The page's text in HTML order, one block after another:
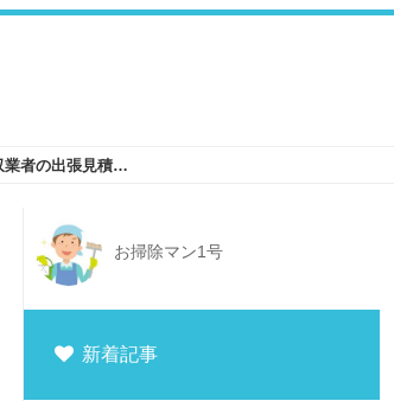
おもちゃのピアノを捨てる前に不用品回収業者の出張見積もりサービスを利用しよう
お掃除マン1号
新着記事